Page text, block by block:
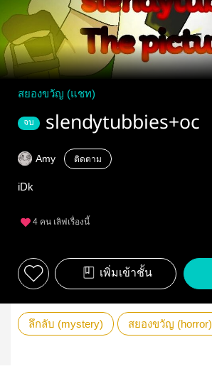
สยองขวัญ (แชท)
จบ slendytubbies+oc
Amy ติดตาม
iDk
4 คน เลิฟเรื่องนี้
เพิ่มเข้าชั้น
ลึกลับ (mystery) สยองขวัญ (horror)